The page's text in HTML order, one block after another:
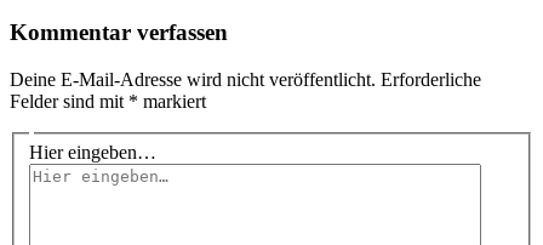
Kommentar verfassen
Deine E-Mail-Adresse wird nicht veröffentlicht. Erforderliche
Felder sind mit * markiert
Hier eingeben…